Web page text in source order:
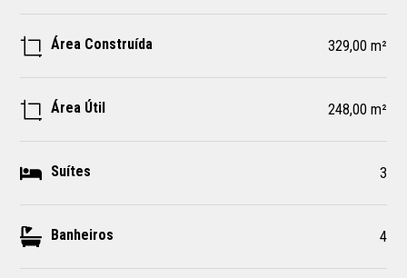
Área Construída 329,00 m²
Área Útil 248,00 m²
Suítes 3
Banheiros 4